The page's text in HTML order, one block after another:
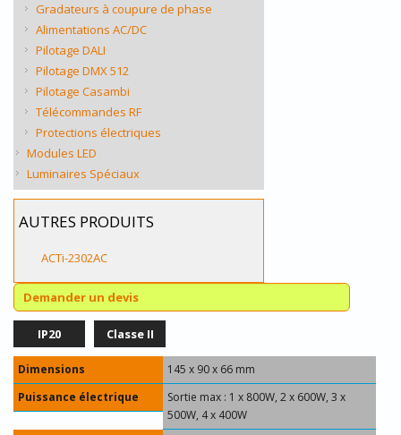
Gradateurs à coupure de phase
Alimentations AC/DC
Pilotage DALI
Pilotage DMX 512
Pilotage Casambi
Télécommandes RF
Protections électriques
Modules LED
Luminaires Spéciaux
AUTRES PRODUITS
ACTi-2302AC
Demander un devis
IP20 Classe II
Dimensions
145 x 90 x 66 mm
Puissance électrique
Sortie max : 1 x 800W, 2 x 600W, 3 x
500W, 4 x 400W